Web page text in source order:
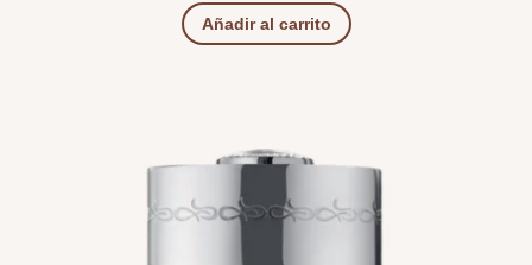
Añadir al carrito